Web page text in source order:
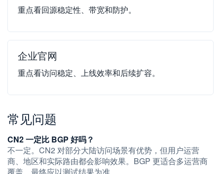
重点看回源稳定性、带宽和防护。
企业官网
重点看访问稳定、上线效率和后续扩容。
常见问题
CN2 一定比 BGP 好吗？
不一定。CN2 对部分大陆访问场景有优势，但用户运营
商、地区和实际路由都会影响效果。BGP 更适合多运营商